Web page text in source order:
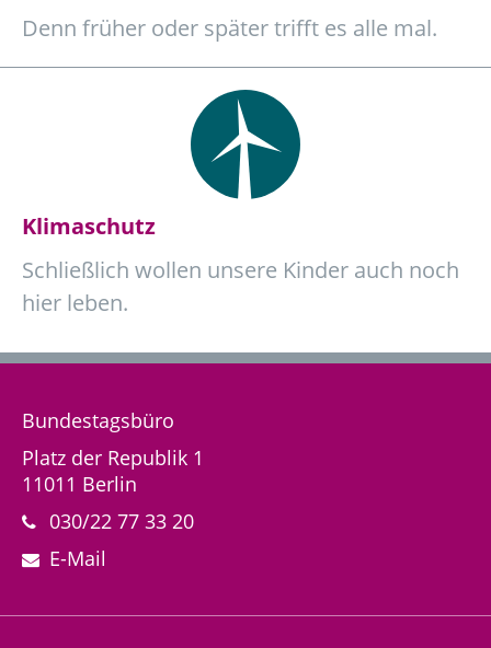
Denn früher oder später trifft es alle mal.
Klimaschutz
Schließlich wollen unsere Kinder auch noch
hier leben.
Bundestagsbüro
Platz der Republik 1
11011 Berlin
030/22 77 33 20
E-Mail